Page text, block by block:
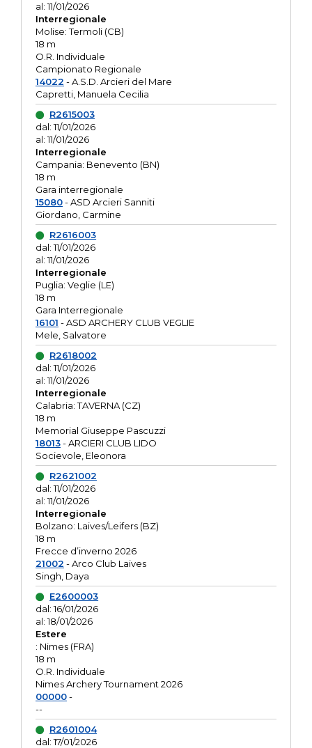
al: 11/01/2026
Interregionale
Molise: Termoli (CB)
18 m
O.R. Individuale
Campionato Regionale
14022 - A.S.D. Arcieri del Mare
Capretti, Manuela Cecilia
R2615003
dal: 11/01/2026
al: 11/01/2026
Interregionale
Campania: Benevento (BN)
18 m
Gara interregionale
15080- ASD Arcieri Sanniti
Giordano, Carmine
R2616003
dal: 11/01/2026
al: 11/01/2026
Interregionale
Puglia: Veglie (LE)
18 m
Gara Interregionale
16101 - ASD ARCHERY CLUB VEGLIE
Mele, Salvatore
R2618002
dal: 11/01/2026
al: 11/01/2026
Interregionale
Calabria: TAVERNA (CZ)
18 m
Memorial Giuseppe Pascuzzi
18013- ARCIERI CLUB LIDO
Socievole, Eleonora
R2621002
dal: 11/01/2026
al: 11/01/2026
Interregionale
Bolzano: Laives/Leifers (BZ)
18 m
Frecce d’inverno 2026
21002 - Arco Club Laives
Singh, Daya
E2600003
dal: 16/01/2026
al: 18/01/2026
Estere
: Nimes (FRA)
18 m
O.R. Individuale
Nimes Archery Tournament 2026
00000-
--
R2601004
dal: 17/01/2026